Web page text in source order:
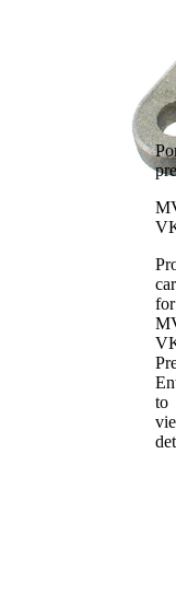
pale
apa
for
to